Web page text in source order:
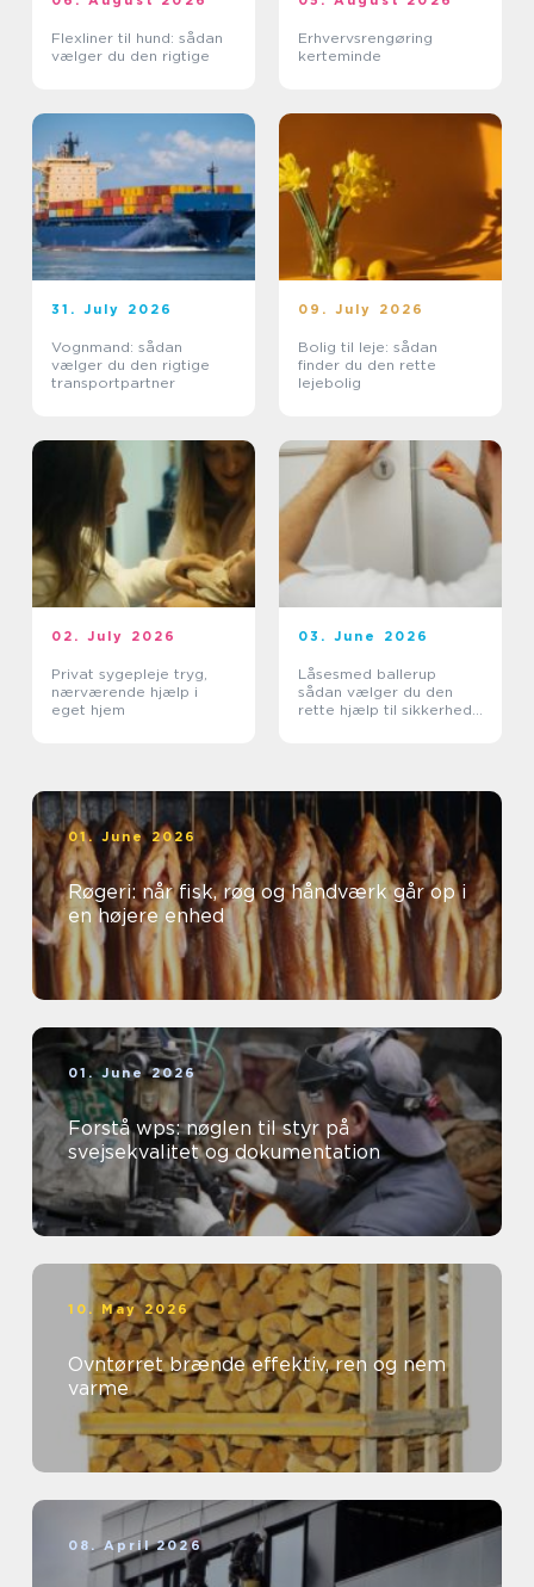
Flexliner til hund: sådan
vælger du den rigtige
Erhvervsrengøring
kerteminde
31. July 2026
Vognmand: sådan
vælger du den rigtige
transportpartner
09. July 2026
Bolig til leje: sådan
finder du den rette
lejebolig
02. July 2026
Privat sygepleje tryg,
nærværende hjælp i
eget hjem
03. June 2026
Låsesmed ballerup
sådan vælger du den
rette hjælp til sikkerhed
01. June 2026
Røgeri: når fisk, røg og håndværk går op i
en højere enhed
01. June 2026
Forstå wps: nøglen til styr på
svejsekvalitet og dokumentation
10. May 2026
Ovntørret brænde effektiv, ren og nem
varme
08. April 2026